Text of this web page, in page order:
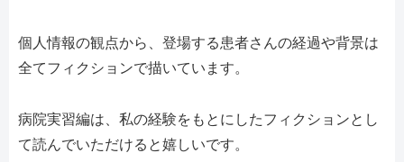
個人情報の観点から、登場する患者さんの経過や背景は
全てフィクションで描いています。
病院実習編は、私の経験をもとにしたフィクションとし
て読んでいただけると嬉しいです。